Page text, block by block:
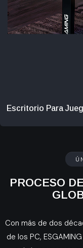
Escritorio Para
PROCESO
Con más de dos
de los PC,